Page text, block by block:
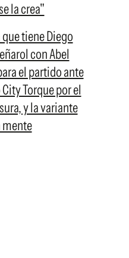
la crea"
tiene Diego
con Abel
el partido ante
Torque por el
y la variante
mente